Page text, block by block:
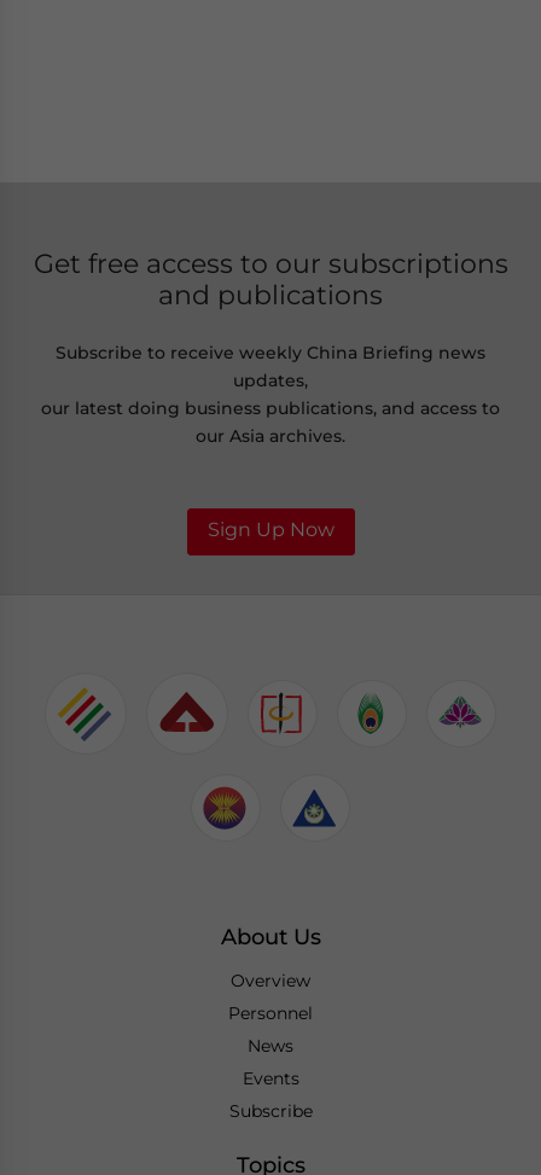
Get free access to our subscriptions
and publications
Subscribe to receive weekly China Briefing news
updates,
our latest doing business publications, and access to
our Asia archives.
Sign Up Now
About Us
Overview
Personnel
News
Events
Subscribe
Topics